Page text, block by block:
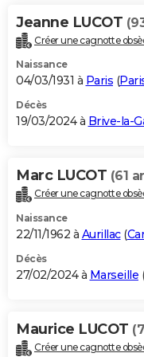
Jeanne LUCOT
Créer une cagnotte
Naissance
04/03/1931 à Paris (
Décès
19/03/2024 à Brive-la-
Marc LUCOT (61
Créer une cagnotte
Naissance
22/11/1962 à Aurillac(
Décès
27/02/2024 à Marseille (
Maurice LUCOT
Créer une cagnotte